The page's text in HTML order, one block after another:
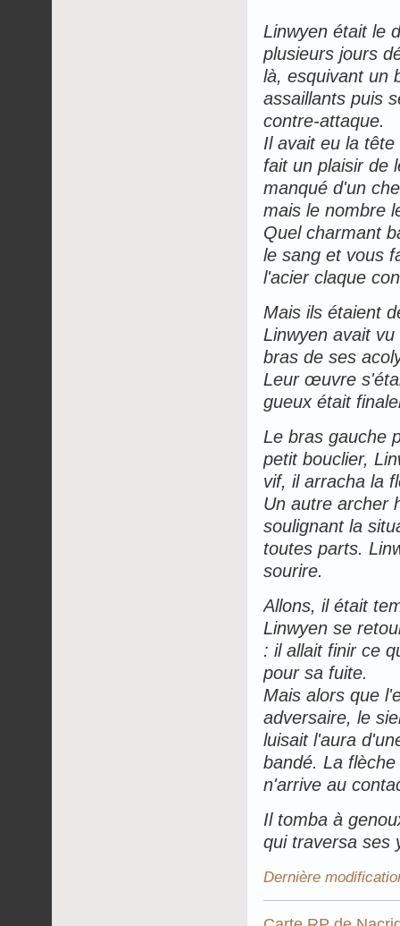
Linwyen était le
plusieurs jours
là, esquivant un
assaillants puis
contre-attaque.
Il avait eu la
fait un plaisir de
manqué d'un
mais le nombre
Quel charmant
le sang et vous
l'acier claque
Mais ils étaient
Linwyen avait
bras de ses
Leur œuvre
gueux était
Le bras gauche
petit bouclier,
vif, il arracha la
Un autre archer
soulignant la
toutes parts.
sourire.
Allons, il était
Linwyen se
: il allait finir ce
pour sa fuite.
Mais alors que
adversaire, le
luisait l'aura
bandé. La
n'arrive au
Il tomba à
qui traversa ses
Dernière